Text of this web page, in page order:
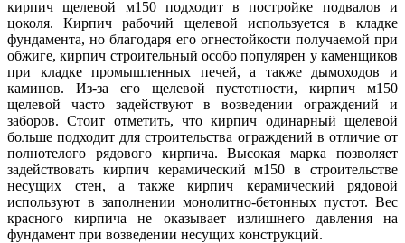
кирпич щелевой м150 подходит в постройке подвалов и
цоколя. Кирпич рабочий щелевой используется в кладке
фундамента, но благодаря его огнестойкости получаемой при
обжиге, кирпич строительный особо популярен у каменщиков
при кладке промышленных печей, а также дымоходов и
каминов. Из-за его щелевой пустотности, кирпич м150
щелевой часто задействуют в возведении ограждений и
заборов. Стоит отметить, что кирпич одинарный щелевой
больше подходит для строительства ограждений в отличие от
полнотелого рядового кирпича. Высокая марка позволяет
задействовать кирпич керамический м150 в строительстве
несущих стен, а также кирпич керамический рядовой
используют в заполнении монолитно-бетонных пустот. Вес
красного кирпича не оказывает излишнего давления на
фундамент при возведении несущих конструкций.